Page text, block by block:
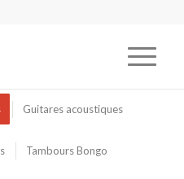
Guitares acoustiques
Tambours Bongo